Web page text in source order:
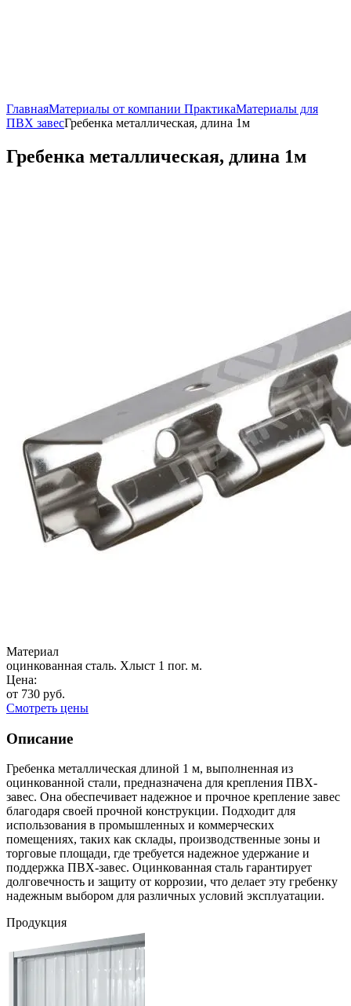
ГлавнаяМатериалы от компании ПрактикаМатериалы для
ПВХ завесГребенка металлическая, длина 1м
Гребенка металлическая, длина 1м
Материал
оцинкованная сталь. Хлыст 1 пог. м.
Цена:
от 730 руб.
Смотреть цены
Описание
Гребенка металлическая длиной 1 м, выполненная из
оцинкованной стали, предназначена для крепления ПВХ-
завес. Она обеспечивает надежное и прочное крепление завес
благодаря своей прочной конструкции. Подходит для
использования в промышленных и коммерческих
помещениях, таких как склады, производственные зоны и
торговые площади, где требуется надежное удержание и
поддержка ПВХ-завес. Оцинкованная сталь гарантирует
долговечность и защиту от коррозии, что делает эту гребенку
надежным выбором для различных условий эксплуатации.
Продукция